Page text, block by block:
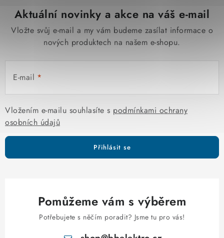
Aktuální novinky a akce na váš e-mail
Vložte svůj e-mail a my vám budeme zasílat informace o
nových produktech na našem e-shopu.
E-mail
Vložením e-mailu souhlasíte s podmínkami ochrany
osobních údajů
Přihlásit se
Pomůžeme vám s výběrem
Potřebujete s něčím poradit? Jsme tu pro vás!